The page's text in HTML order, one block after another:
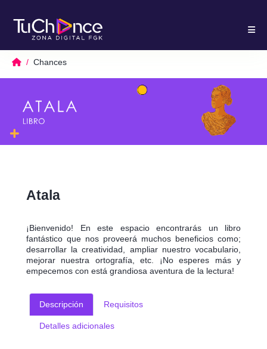
Chances
Atala
¡Bienvenido! En este espacio encontrarás un libro
fantástico que nos proveerá muchos beneficios como;
desarrollar la creatividad, ampliar nuestro vocabulario,
mejorar nuestra ortografía, etc. ¡No esperes más y
empecemos con está grandiosa aventura de la lectura!
Descripción Requisitos
Detalles adicionales